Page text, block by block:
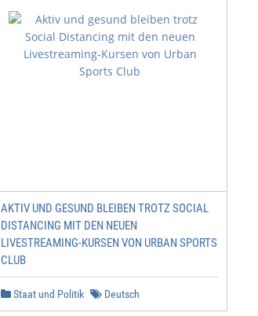
AKTIV UND GESUND BLEIBEN TROTZ SOCIAL
DISTANCING MIT DEN NEUEN
LIVESTREAMING-KURSEN VON URBAN SPORTS
CLUB
Staat und Politik Deutsch